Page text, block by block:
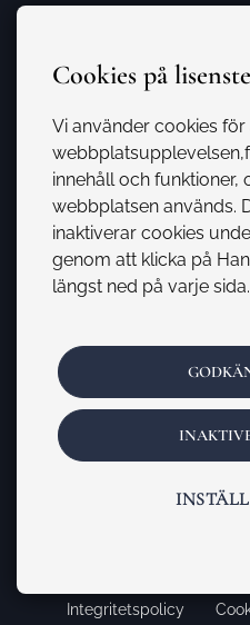
Integritetspolicy
Cookies på
Vi använder cookies för
innehåll och funktioner,
webbplatsen används.
inaktiverar cookies
genom att klicka på
längst ned på varje sida.